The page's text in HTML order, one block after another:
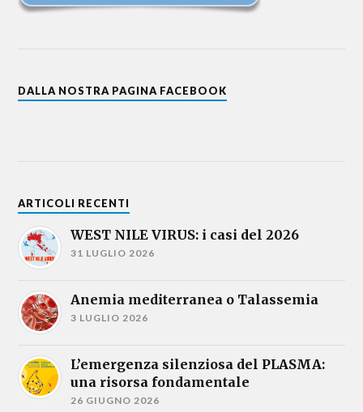
DALLA NOSTRA PAGINA FACEBOOK
ARTICOLI RECENTI
WEST NILE VIRUS: i casi del 2026
31 LUGLIO 2026
Anemia mediterranea o Talassemia
3 LUGLIO 2026
L’emergenza silenziosa del PLASMA:
una risorsa fondamentale
26 GIUGNO 2026